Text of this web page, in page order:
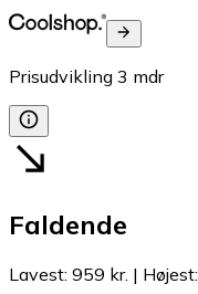
Prisudvikling 3 mdr
Faldende
Lavest: 959 kr. | Højest: